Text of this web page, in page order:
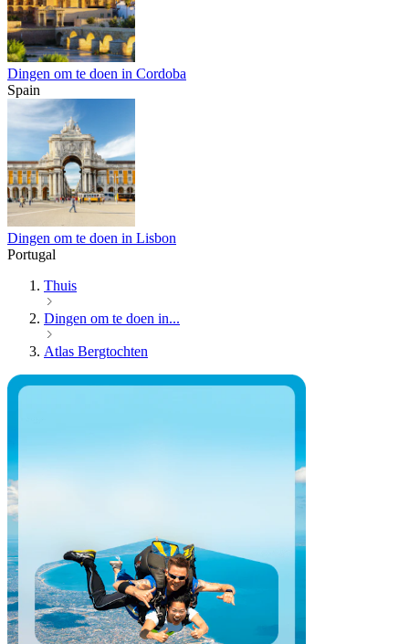
Dingen om te doen in Cordoba
Spain
Dingen om te doen in Lisbon
Portugal
Thuis
Dingen om te doen in...
Atlas Bergtochten